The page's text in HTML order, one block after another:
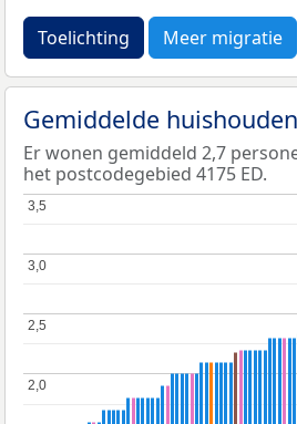
Toelichting Meer migratie
Gemiddelde
Er wonen gemiddeld 2,7
het postcodegebied 4175 ED.
2,0
2,0
2,5
2,5
3,0
3,0
3,5
3,5